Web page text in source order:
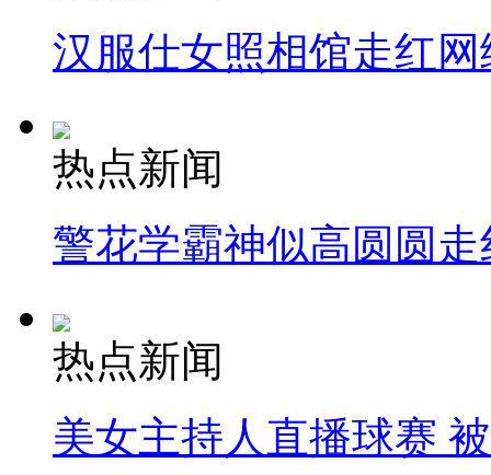
汉服仕女照相馆走红网
热点新闻
警花学霸神似高圆圆走
热点新闻
美女主持人直播球赛